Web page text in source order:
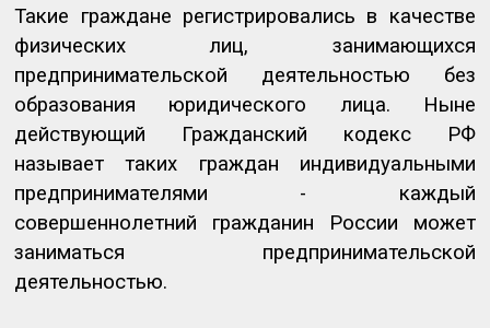
Такие граждане регистрировались в качестве
физических лиц, занимающихся
предпринимательской деятельностью без
образования юридического лица. Ныне
действующий Гражданский кодекс РФ
называет таких граждан индивидуальными
предпринимателями - каждый
совершеннолетний гражданин России может
заниматься предпринимательской
деятельностью.